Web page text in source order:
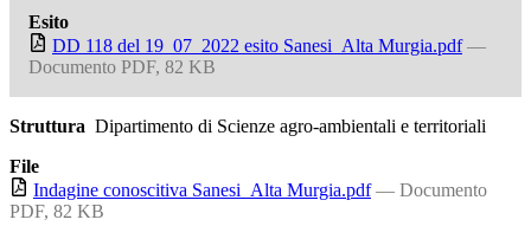
Esito
DD 118 del 19_07_2022 esito Sanesi_Alta Murgia.pdf —
Documento PDF, 82 KB
Struttura Dipartimento di Scienze agro-ambientali e territoriali
File
Indagine conoscitiva Sanesi_Alta Murgia.pdf — Documento
PDF, 82 KB